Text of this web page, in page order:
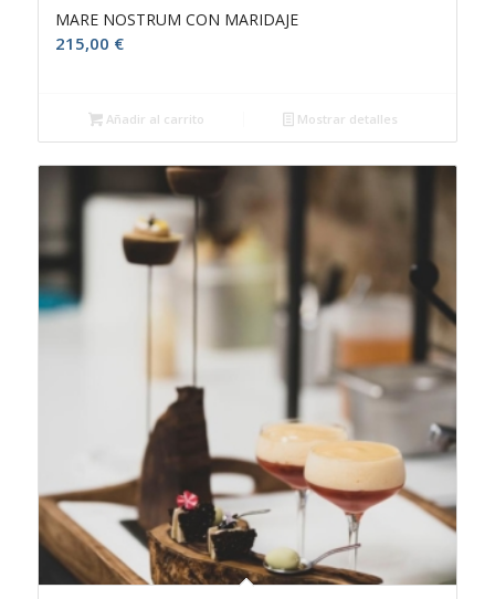
MARE NOSTRUM CON MARIDAJE
215,00 €
Añadir al carrito Mostrar detalles